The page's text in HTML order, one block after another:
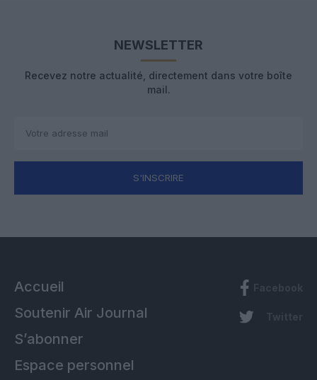
NEWSLETTER
Recevez notre actualité, directement dans votre boîte
mail.
S'INSCRIRE
Accueil
Soutenir Air Journal
S’abonner
Espace personnel